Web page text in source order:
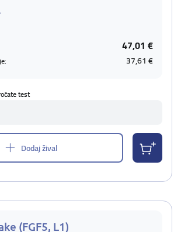
47,01 €
37,61 €
test
Dodaj žival
(FGF5, L1)